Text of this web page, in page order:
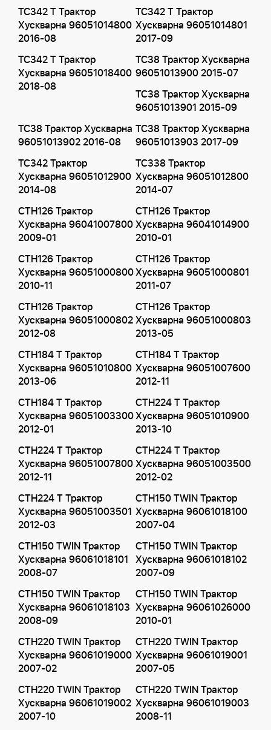
TC342 T Трактор
Хускварна 96051014800
2016-08
TC342 T Трактор
Хускварна 96051014801
2017-09
TC342 T Трактор
Хускварна 96051018400
2018-08
TC38 Трактор Хускварна
96051013900 2015-07
TC38 Трактор Хускварна
96051013901 2015-09
TC38 Трактор Хускварна
96051013902 2016-08
TC38 Трактор Хускварна
96051013903 2017-09
TC342 Трактор
Хускварна 96051012900
2014-08
TC338 Трактор
Хускварна 96051012800
2014-07
CTH126 Трактор
Хускварна 96041007800
2009-01
CTH126 Трактор
Хускварна 96041014900
2010-01
CTH126 Трактор
Хускварна 96051000800
2010-11
CTH126 Трактор
Хускварна 96051000801
2011-07
CTH126 Трактор
Хускварна 96051000802
2012-08
CTH126 Трактор
Хускварна 96051000803
2013-05
CTH184 T Трактор
Хускварна 96051010800
2013-06
CTH184 T Трактор
Хускварна 96051007600
2012-11
CTH184 T Трактор
Хускварна 96051003300
2012-01
CTH224 T Трактор
Хускварна 96051010900
2013-10
CTH224 T Трактор
Хускварна 96051007800
2012-11
CTH224 T Трактор
Хускварна 96051003500
2012-02
CTH224 T Трактор
Хускварна 96051003501
2012-03
CTH150 TWIN Трактор
Хускварна 96061018100
2007-04
CTH150 TWIN Трактор
Хускварна 96061018101
2008-07
CTH150 TWIN Трактор
Хускварна 96061018102
2007-09
CTH150 TWIN Трактор
Хускварна 96061018103
2008-09
CTH150 TWIN Трактор
Хускварна 96061026000
2010-01
CTH220 TWIN Трактор
Хускварна 96061019000
2007-02
CTH220 TWIN Трактор
Хускварна 96061019001
2007-05
CTH220 TWIN Трактор
Хускварна 96061019002
2007-10
CTH220 TWIN Трактор
Хускварна 96061019003
2008-11